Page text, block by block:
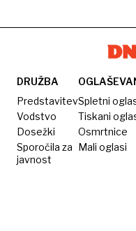
345
globe
DRUŽBA
Predstavitev
Vodstvo
Dosežki
Sporočila za
javnost
Spletni
Tiskani
Osmrtnice
Mali oglasi